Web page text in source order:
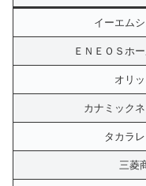
イーエム
ＥＮＥＯＳホ
オリ
カナミック
タカラ
三菱